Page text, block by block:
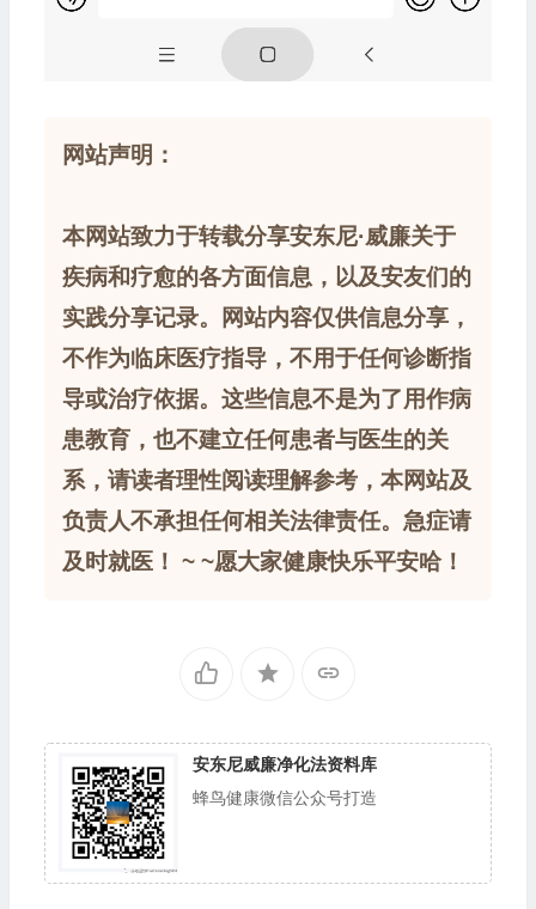
网站声明：
本网站致力于转载分享安东尼·威廉关于
疾病和疗愈的各方面信息，以及安友们的
实践分享记录。网站内容仅供信息分享，
不作为临床医疗指导，不用于任何诊断指
导或治疗依据。这些信息不是为了用作病
患教育，也不建立任何患者与医生的关
系，请读者理性阅读理解参考，本网站及
负责人不承担任何相关法律责任。急症请
及时就医！ ~ ~愿大家健康快乐平安哈！
安东尼威廉净化法资料库
蜂鸟健康微信公众号打造